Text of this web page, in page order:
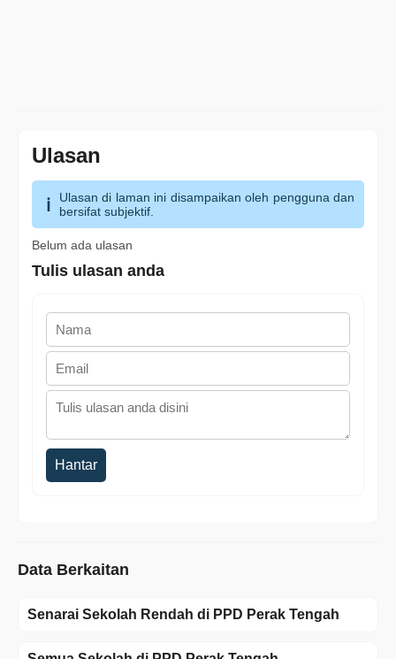
Ulasan
Ulasan di laman ini disampaikan oleh pengguna dan
bersifat subjektif.
Belum ada ulasan
Tulis ulasan anda
Hantar
Data Berkaitan
Senarai Sekolah Rendah di PPD Perak Tengah